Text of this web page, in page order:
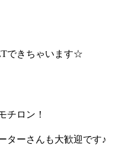
できちゃいます☆
チロン！
ターさんも大歓迎です♪